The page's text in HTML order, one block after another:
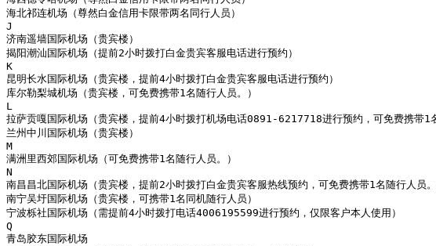
海北祁连机场（尊然白金信用卡限带两名同行人员）
J
济南遥墙国际机场（贵宾楼）
揭阳潮汕国际机场（提前2小时拨打白金贵宾客服电话进行预约）
K
昆明长水国际机场（贵宾楼，提前4小时拨打白金贵宾客服电话进行预约）
库尔勒梨城机场（贵宾楼，可免费携带1名随行人员。）
L
拉萨贡嘎国际机场（贵宾楼，提前4小时拨打机场电话0891-6217718进行预约，可免费携带1
兰州中川国际机场（贵宾楼）
M
满洲里西郊国际机场（可免费携带1名随行人员。）
N
南昌昌北国际机场（贵宾楼，提前2小时拨打白金贵宾客服热线预约，可免费携带1名随行人员。
南宁吴圩国际机场（贵宾楼，可携带1名同机随行人员）
宁波栎社国际机场（需提前4小时拨打电话4006195599进行预约，仅限客户本人使用）
Q
青岛胶东国际机场